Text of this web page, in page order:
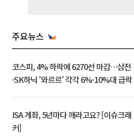
주요뉴스
코스피, 4% 하락에 6270선 마감…삼전
·SK하닉 '와르르' 각각 6%·10%대 급락
ISA 계좌, 5년마다 깨라고요? [이슈크래
커]